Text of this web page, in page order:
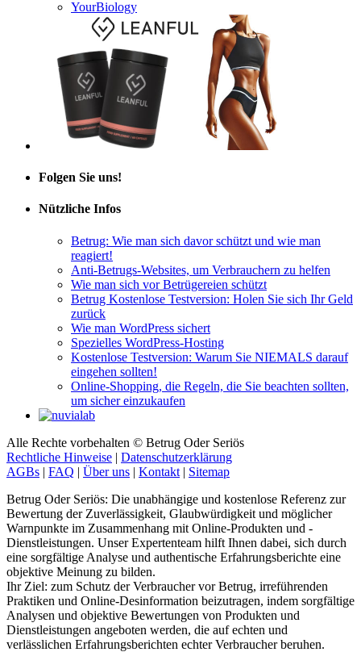
reagiert!
Anti-Betrugs-Websites, um Verbrauchern zu helfen
Wie man sich vor Betrügereien schützt
Betrug Kostenlose Testversion: Holen Sie sich Ihr Geld
zurück
Wie man WordPress sichert
Spezielles WordPress-Hosting
Kostenlose Testversion: Warum Sie NIEMALS darauf
eingehen sollten!
Online-Shopping, die Regeln, die Sie beachten sollten,
um sicher einzukaufen
Rechtliche Hinweise|Datenschutzerklärung
AGBs|FAQ|Über uns|Kontakt|Sitemap
Bewertung der Zuverlässigkeit, Glaubwürdigkeit und möglicher
Warnpunkte im Zusammenhang mit Online-Produkten und -
Dienstleistungen. Unser Expertenteam hilft Ihnen dabei, sich durch
eine sorgfältige Analyse und authentische Erfahrungsberichte eine
objektive Meinung zu bilden.
Ihr Ziel: zum Schutz der Verbraucher vor Betrug, irreführenden
Praktiken und Online-Desinformation beizutragen, indem sorgfältige
Analysen und objektive Bewertungen von Produkten und
Dienstleistungen angeboten werden, die auf echten und
verlässlichen Erfahrungsberichten echter Verbraucher beruhen.
Transparenzhinweis: Um die Kostenfreiheit und das